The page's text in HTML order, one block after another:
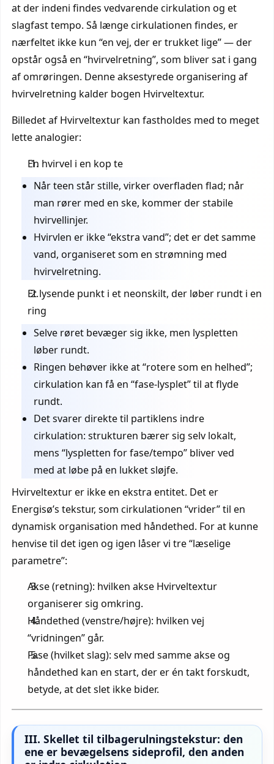
at der indeni findes vedvarende cirkulation og et
slagfast tempo. Så længe cirkulationen findes, er
nærfeltet ikke kun “en vej, der er trukket lige” — der
opstår også en “hvirvelretning”, som bliver sat i gang
af omrøringen. Denne aksestyrede organisering af
hvirvelretning kalder bogen Hvirveltextur.
Billedet af Hvirveltextur kan fastholdes med to meget
lette analogier:
En hvirvel i en kop te
Når teen står stille, virker overfladen flad; når
man rører med en ske, kommer der stabile
hvirvellinjer.
Hvirvlen er ikke “ekstra vand”; det er det samme
vand, organiseret som en strømning med
hvirvelretning.
Et lysende punkt i et neonskilt, der løber rundt i en
ring
Selve røret bevæger sig ikke, men lyspletten
løber rundt.
Ringen behøver ikke at “rotere som en helhed”;
cirkulation kan få en “fase-lysplet” til at flyde
rundt.
Det svarer direkte til partiklens indre
cirkulation: strukturen bærer sig selv lokalt,
mens “lyspletten for fase/tempo” bliver ved
med at løbe på en lukket sløjfe.
Hvirveltextur er ikke en ekstra entitet. Det er
Energisø’s tekstur, som cirkulationen “vrider” til en
dynamisk organisation med håndethed. For at kunne
henvise til det igen og igen låser vi tre “læselige
parametre”:
Akse (retning): hvilken akse Hvirveltextur
organiserer sig omkring.
Håndethed (venstre/højre): hvilken vej
“vridningen” går.
Fase (hvilket slag): selv med samme akse og
håndethed kan en start, der er én takt forskudt,
betyde, at det slet ikke bider.
III. Skellet til tilbagerulningstekstur: den
ene er bevægelsens sideprofil, den anden